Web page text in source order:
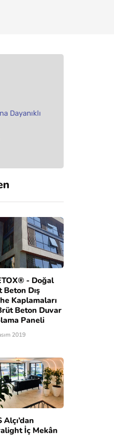
Dayanıklı
- Doğal
Beton Dış
Kaplamaları
Beton Duvar
Paneli
2019
Alçı’dan
İç Mekân